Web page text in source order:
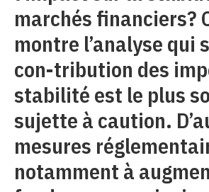
marchés financiers?
montre l’analyse qui
con-tribution des
stabilité est le plus
sujette à caution.
mesures
notamment à